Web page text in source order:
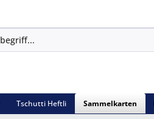
Tschutti Heftli Sammelkarten